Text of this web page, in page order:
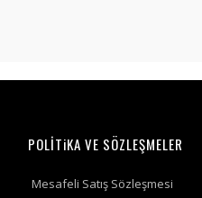
POLİTiKA VE SÖZLEŞMELER
Mesafeli Satış Sözleşmesi